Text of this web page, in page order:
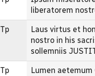
liberatorem
Tp
Laus virtus et
nostro in his
sollemniis
Tp
Lumen aetemum